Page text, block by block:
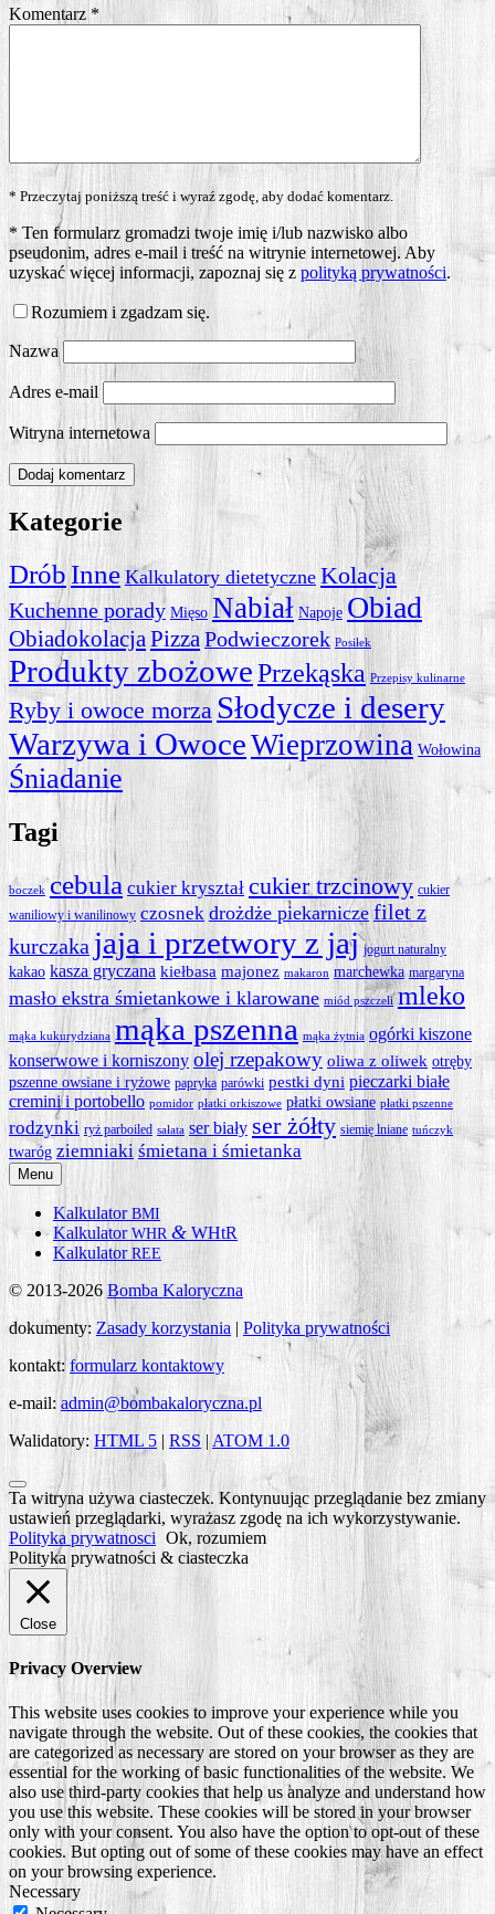
Komentarz *
* Przeczytaj poniższą treść i wyraź zgodę, aby dodać komentarz.
* Ten formularz gromadzi twoje imię i/lub nazwisko albo
pseudonim, adres e-mail i treść na witrynie internetowej. Aby
uzyskać więcej informacji, zapoznaj się z polityką prywatności.
Rozumiem i zgadzam się.
Nazwa
Adres e-mail
Witryna internetowa
Kategorie
DróbInne Kalkulatory dietetyczne Kolacja
Kuchenne porady Mięso Nabiał Napoje Obiad
ObiadokolacjaPizza Podwieczorek Posiłek
Produkty zbożowePrzekąska Przepisy kulinarne
Ryby i owoce morza Słodycze i desery
Warzywa i OwoceWieprzowina Wołowina
Śniadanie
Tagi
boczek cebula cukier kryształ cukier trzcinowy cukier
waniliowy i wanilinowy czosnek drożdże piekarnicze filet z
kurczaka jaja i przetwory z jaj jogurt naturalny
kakao kasza gryczana kiełbasa majonez makaron marchewka margaryna
masło ekstra śmietankowe i klarowane miód pszczeli mleko
mąka kukurydziana mąka pszenna mąka żytnia ogórki kiszone
konserwowe i korniszony olej rzepakowy oliwa z oliwek otręby
pszenne owsiane i ryżowe papryka parówki pestki dyni pieczarki białe
cremini i portobello pomidor płatki orkiszowe płatki owsiane płatki pszenne
rodzynki ryż parboiled sałata ser biały ser żółty siemię lniane tuńczyk
twaróg ziemniaki śmietana i śmietanka
Menu
KalkulatorBMI
KalkulatorWHR & WHtR
KalkulatorREE
© 2013-2026 Bomba Kaloryczna
dokumenty: Zasady korzystania | Polityka prywatności
kontakt: formularz kontaktowy
e-mail: admin@bombakaloryczna.pl
Walidatory: HTML 5 | RSS |ATOM 1.0
Scroll
to
Top
Ta witryna używa ciasteczek. Kontynuując przeglądanie bez zmiany
ustawień przeglądarki, wyrażasz zgodę na ich wykorzystywanie.
Polityka prywatnosci Ok, rozumiem
Polityka prywatności & ciasteczka
Close
Privacy Overview
This website uses cookies to improve your experience while you
navigate through the website. Out of these cookies, the cookies that
are categorized as necessary are stored on your browser as they are
essential for the working of basic functionalities of the website. We
also use third-party cookies that help us analyze and understand how
you use this website. These cookies will be stored in your browser
only with your consent. You also have the option to opt-out of these
cookies. But opting out of some of these cookies may have an effect
on your browsing experience.
Necessary